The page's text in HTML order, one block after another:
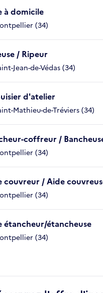
à domicile
(34)
/ Ripeur
Jean-de-Védas (34)
d'atelier
Mathieu-de-Tréviers (34)
coffreur /
(34)
couvreur / Aide
(34)
étancheur/étancheuse
(34)